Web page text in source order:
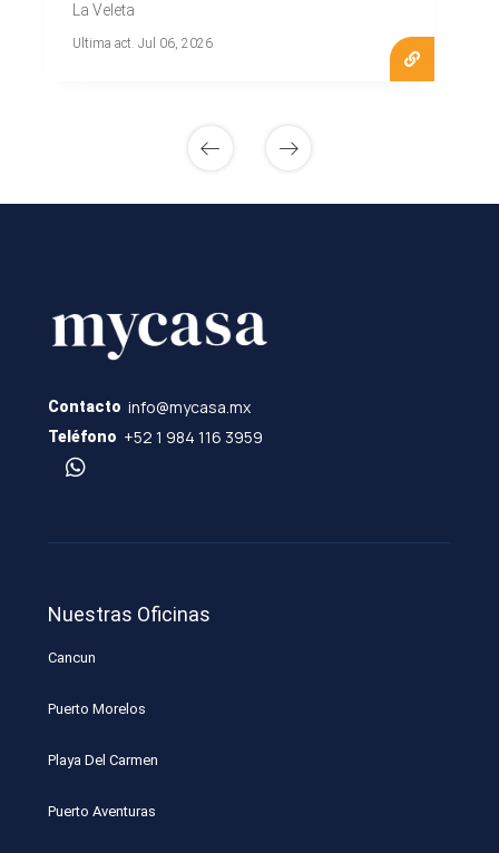
La Veleta
Ultima act. Jul 06, 2026
Contacto info@mycasa.mx
Teléfono +52 1 984 116 3959
Nuestras Oficinas
Cancun
Puerto Morelos
Playa Del Carmen
Puerto Aventuras